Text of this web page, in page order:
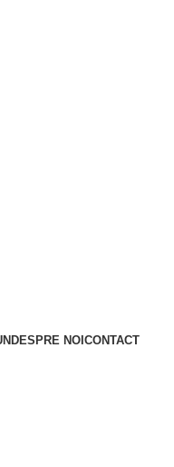
DESPRE NOICONTACT